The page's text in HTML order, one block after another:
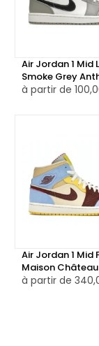
languette en
grâce à l’unité
sur une semelle
Proposée à la
selon les
amateurs de
Air Jordan 1 Mid
Smoke Grey
à partir de
Air Jordan 1 Mid
Maison
à partir de